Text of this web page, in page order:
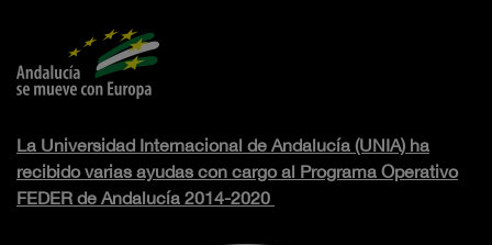
La Universidad Internacional de Andalucía (UNIA) ha
recibido varias ayudas con cargo al Programa Operativo
FEDER de Andalucía 2014-2020